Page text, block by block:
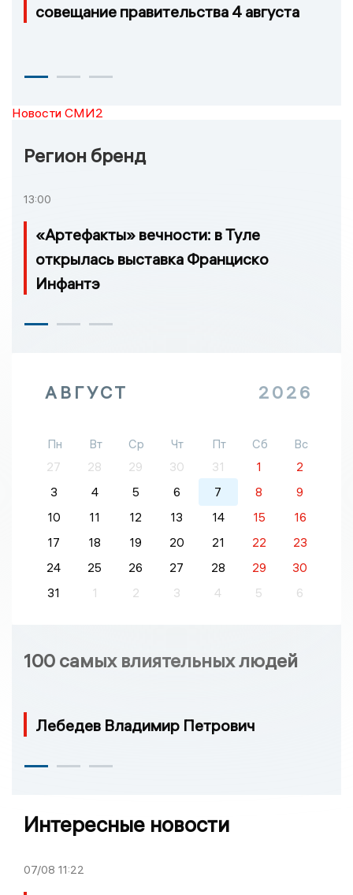
совещание правительства 4 августа
Новости СМИ2
Регион бренд
13:00
«Артефакты» вечности: в Туле
открылась выставка Франциско
Инфантэ
АВГУСТ 2026
Пн Вт Ср Чт Пт Сб
Вс
27
28 29 30 31 1
2
3
4 5 6 7 8
9
10
11 12 13 14 15
16
17
18 19 20 21 22
23
24
25 26 27 28 29
30
31
1 2 3 4 5 6
100 самых влиятельных людей
Лебедев Владимир Петрович
Интересные новости
07/08 11:22